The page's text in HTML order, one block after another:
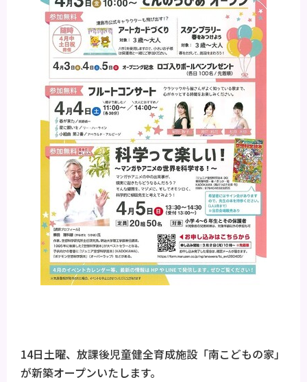
14日土曜、放課後児童健全育成施設「南こどもの家」
が新築オープンいたします。